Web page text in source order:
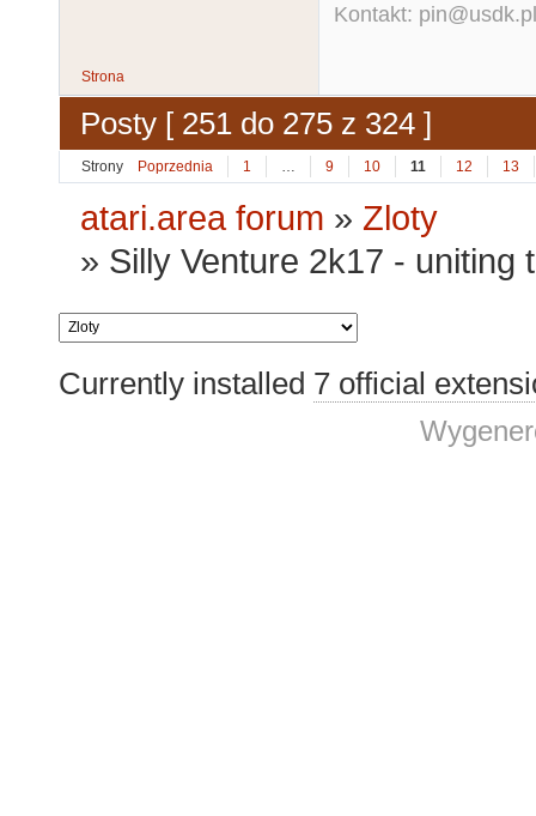
Kontakt: pin@usdk.pl
Strona
Posty [ 251 do 275 z 324 ]
Strony Poprzednia 1 … 9 10 11 12 13
atari.area forum » Zloty
» Silly Venture 2k17 - uniting
Currently installed 7 official